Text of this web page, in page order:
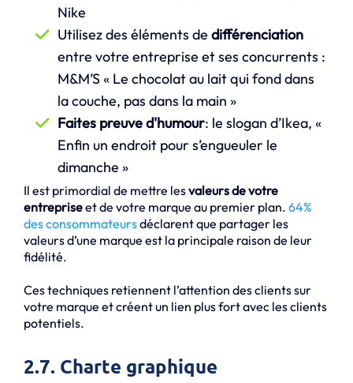
Nike
Utilisez des éléments de différenciation
entre votre entreprise et ses concurrents :
M&M’S « Le chocolat au lait qui fond dans
la couche, pas dans la main »
Faites preuve d'humour: le slogan d’Ikea, «
Enfin un endroit pour s’engueuler le
dimanche »
Il est primordial de mettre lesvaleurs de votre
entrepriseet de votre marque au premier plan. 64%
des consommateursdéclarent que partager les
valeurs d’une marque est la principale raison de leur
fidélité.
Ces techniques retiennent l’attention des clients sur
votre marque et créent un lien plus fort avec les clients
potentiels.
2.7. Charte graphique